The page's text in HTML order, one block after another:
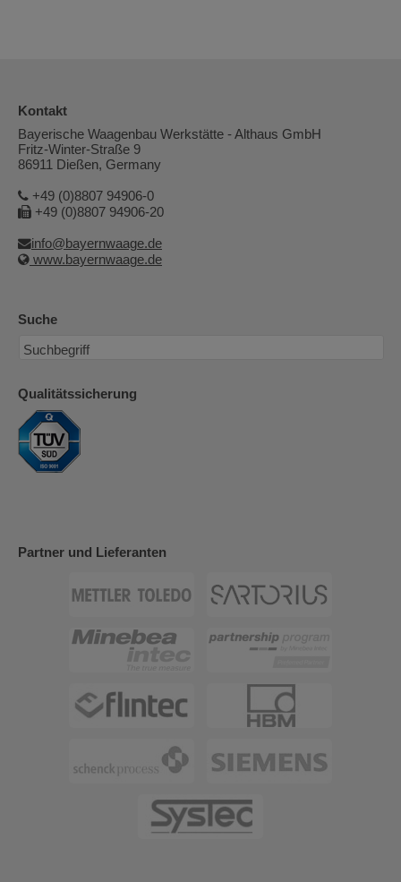
Kontakt
Bayerische Waagenbau Werkstätte - Althaus GmbH
Fritz-Winter-Straße 9
86911 Dießen, Germany
+49 (0)8807 94906-0
+49 (0)8807 94906-20
info@bayernwaage.de
www.bayernwaage.de
Suche
Qualitätssicherung
Partner und Lieferanten